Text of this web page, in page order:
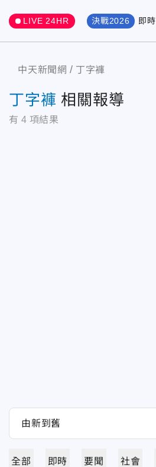
LIVE 24HR 決戰2026 即時
中天新聞網 丁字褲
丁字褲 相關報導
有 4 項結果
全部 即時 要聞 社會